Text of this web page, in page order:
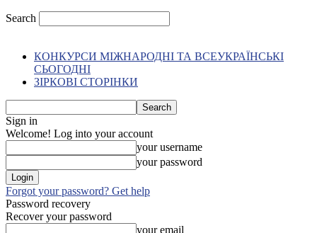
Search
КОНКУРСИ МІЖНАРОДНІ ТА ВСЕУКРАЇНСЬКІ
СЬОГОДНІ
ЗІРКОВІ СТОРІНКИ
Sign in
Welcome! Log into your account
your username
your password
Forgot your password? Get help
Password recovery
Recover your password
your email